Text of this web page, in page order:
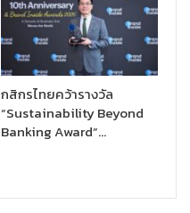
กสิกรไทยคว้ารางวัล
“Sustainability Beyond
Banking Award”…